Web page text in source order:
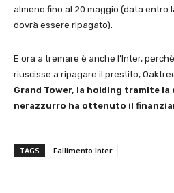
almeno fino al 20 maggio (data entro
dovrà essere ripagato).
E ora a tremare è anche l’Inter,
riuscisse a ripagare il prestito,
Grand Tower, la holding tramite
nerazzurro ha ottenuto il
TAGS Fallimento Inter